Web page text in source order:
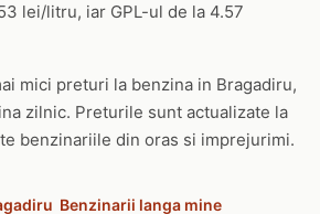
lei/litru, iar GPL-ul de la 4.57
mici preturi la benzina in Bragadiru,
zilnic. Preturile sunt actualizate la
benzinariile din oras si imprejurimi.
Benzinarii langa mine